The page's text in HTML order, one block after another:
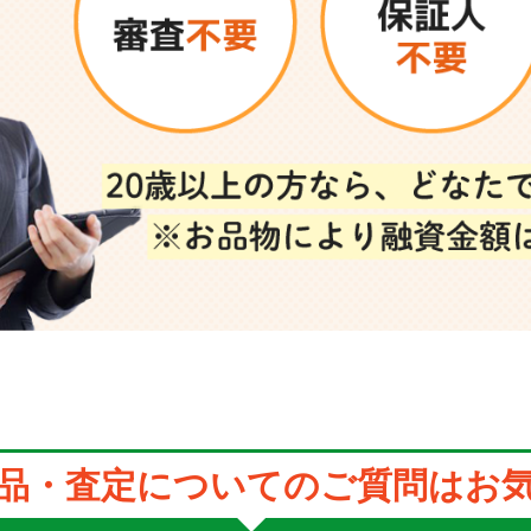
・査定についてのご質問はお